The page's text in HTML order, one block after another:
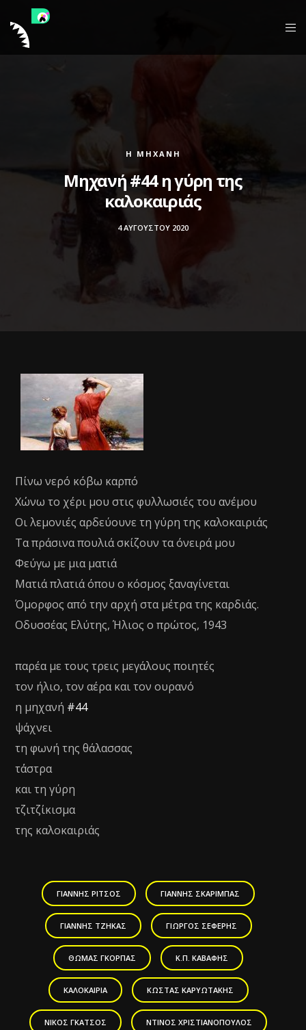
Η ΜΗΧΑΝΉ
Μηχανή #44 η γύρη της
καλοκαιριάς
4 ΑΥΓΟΎΣΤΟΥ 2020
Πίνω νερό κόβω καρπό
Χώνω το χέρι μου στις φυλλωσιές του ανέμου
Οι λεμονιές αρδεύουνε τη γύρη της καλοκαιριάς
Τα πράσινα πουλιά σκίζουν τα όνειρά μου
Φεύγω με μια ματιά
Ματιά πλατιά όπου ο κόσμος ξαναγίνεται
Όμορφος από την αρχή στα μέτρα της καρδιάς.
Οδυσσέας Ελύτης, Ήλιος ο πρώτος, 1943
παρέα με τους τρεις μεγάλους ποιητές
τον ήλιο, τον αέρα και τον ουρανό
η μηχανή #44
ψάχνει
τη φωνή της θάλασσας
τ΄άστρα
και τη γύρη
τζιτζίκισμα
της καλοκαιριάς
ΓΙΆΝΝΗΣ ΡΊΤΣΟΣ ΓΙΆΝΝΗΣ ΣΚΑΡΊΜΠΑΣ
ΓΙΆΝΝΗΣ ΤΖΉΚΑΣ ΓΙΏΡΓΟΣ ΣΕΦΈΡΗΣ
ΘΩΜΆΣ ΓΚΌΡΠΑΣ Κ.Π. ΚΑΒΆΦΗΣ
ΚΑΛΟΚΑΙΡΙΆ ΚΏΣΤΑΣ ΚΑΡΥΩΤΆΚΗΣ
ΝΊΚΟΣ ΓΚΆΤΣΟΣ ΝΤΊΝΟΣ ΧΡΙΣΤΙΑΝΌΠΟΥΛΟΣ